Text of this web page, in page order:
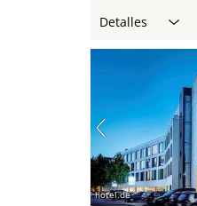
Detalles
hotel.de